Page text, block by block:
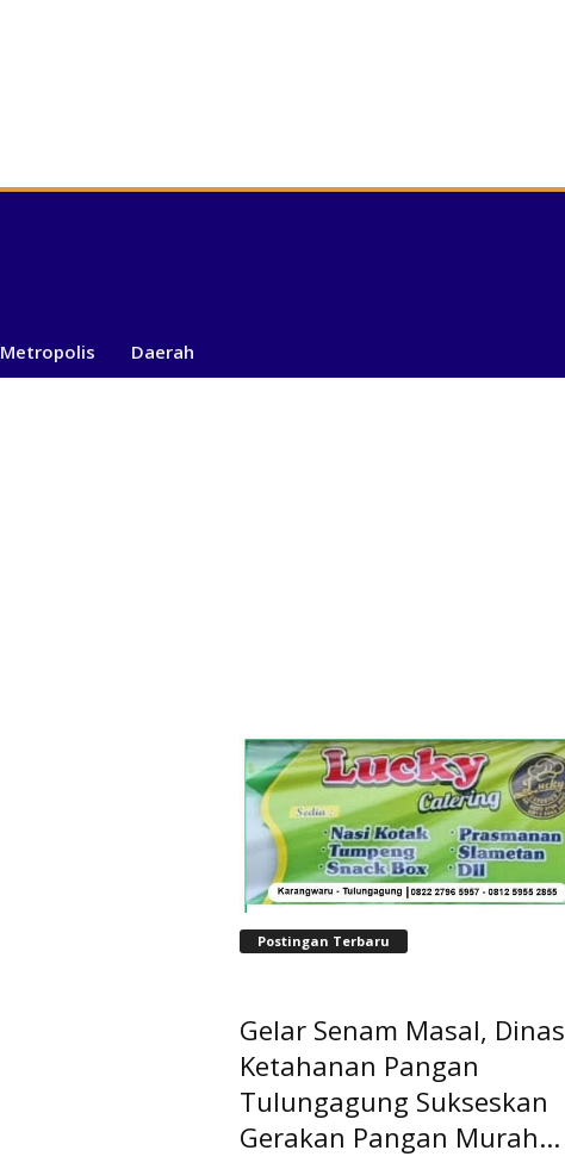
Metropolis Daerah
Postingan Terbaru
Gelar Senam Masal, Dinas
Ketahanan Pangan
Tulungagung Sukseskan
Gerakan Pangan Murah...